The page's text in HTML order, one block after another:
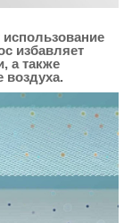
использование
избавляет
а также
воздуха.